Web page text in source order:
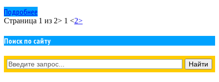
Подробнее
Страница 1 из 2> 1 <2>
Поиск по сайту